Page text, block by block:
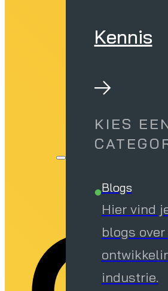
Kennis
KIES
Blogs
Hier vind
blogs
industrie.